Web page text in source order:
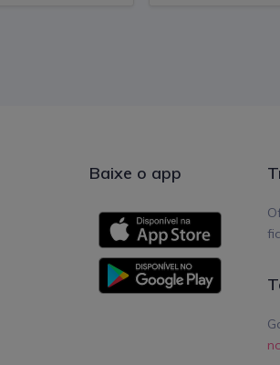
Baixe o app